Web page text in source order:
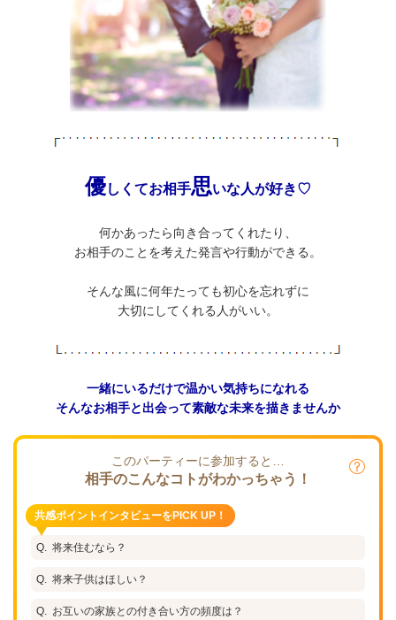
優しくてお相手思いな人が好き♡
何かあったら向き合ってくれたり、
お相手のことを考えた発言や行動ができる。
そんな風に何年たっても初心を忘れずに
大切にしてくれる人がいい。
一緒にいるだけで温かい気持ちになれる
そんなお相手と出会って素敵な未来を描きませんか
このパーティーに参加すると…
相手のこんなコトがわかっちゃう！
共感ポイントインタビューをPICK UP！
将来住むなら？
将来子供はほしい？
お互いの家族との付き合い方の頻度は？